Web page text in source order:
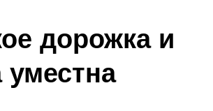
дорожка и
уместна